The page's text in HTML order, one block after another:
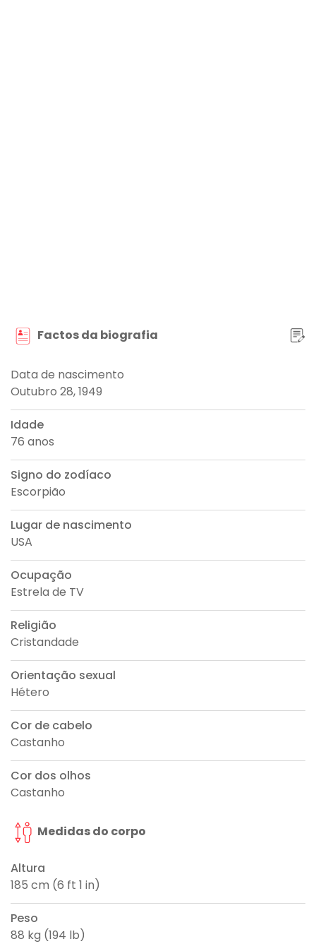
Factos da biografia
Data de nascimento
Outubro 28, 1949
Idade
76 anos
Signo do zodíaco
Escorpião
Lugar de nascimento
USA
Ocupação
Estrela de TV
Religião
Cristandade
Orientação sexual
Hétero
Cor de cabelo
Castanho
Cor dos olhos
Castanho
Medidas do corpo
Altura
185 cm (6 ft 1 in)
Peso
88 kg (194 lb)